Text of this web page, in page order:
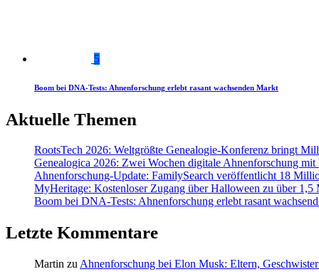
5
Boom bei DNA-Tests: Ahnenforschung erlebt rasant wachsenden Markt
Aktuelle Themen
RootsTech 2026: Weltgrößte Genealogie-Konferenz bringt
Genealogica 2026: Zwei Wochen digitale Ahnenforschung
Ahnenforschung-Update: FamilySearch veröffentlicht 18
MyHeritage: Kostenloser Zugang über Halloween zu über 1,5
Boom bei DNA-Tests: Ahnenforschung erlebt rasant
Letzte Kommentare
Martin zu Ahnenforschung bei Elon Musk: Eltern,